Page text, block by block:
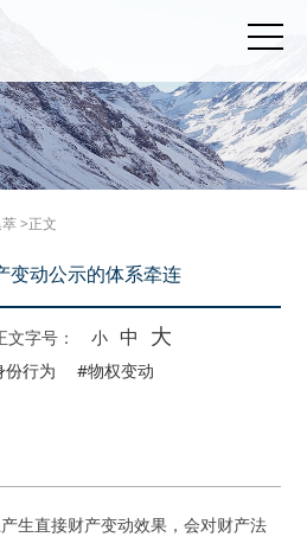
>正文
变动公示的体系牵连
文字号： 小 中 大
份行为
#物权变动
直接财产变动效果，会对财产法